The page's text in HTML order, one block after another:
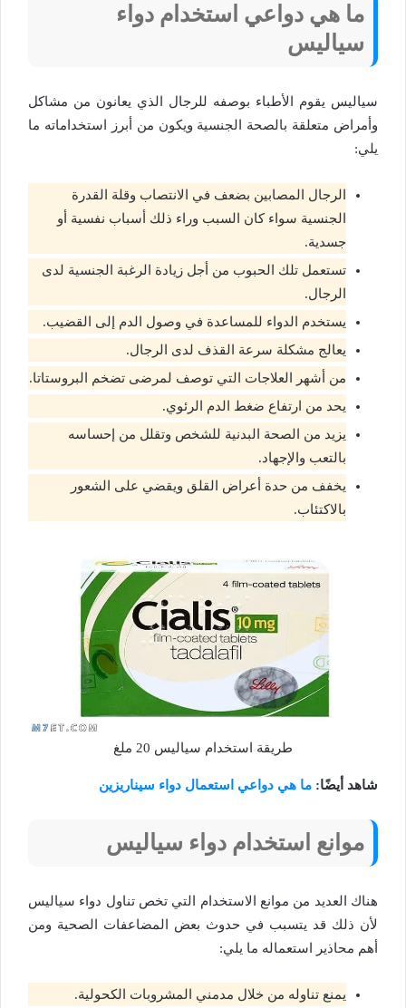
ما هي دواعي استخدام دواء
سياليس
سياليس يقوم الأطباء بوصفه للرجال الذي يعانون من مشاكل
وأمراض متعلقة بالصحة الجنسية ويكون من أبرز استخداماته ما
يلي:
الرجال المصابين بضعف في الانتصاب وقلة القدرة
الجنسية سواء كان السبب وراء ذلك أسباب نفسية أو
جسدية.
تستعمل تلك الحبوب من أجل زيادة الرغبة الجنسية لدى
الرجال.
يستخدم الدواء للمساعدة في وصول الدم إلى القضيب.
يعالج مشكلة سرعة القذف لدى الرجال.
من أشهر العلاجات التي توصف لمرضى تضخم البروستاتا.
يحد من ارتفاع ضغط الدم الرئوي.
يزيد من الصحة البدنية للشخص وتقلل من إحساسه
بالتعب والإجهاد.
يخفف من حدة أعراض القلق ويقضي على الشعور
بالاكتئاب.
طريقة استخدام سياليس 20 ملغ
شاهد أيضًا: ما هي دواعي استعمال دواء سيناريزين
موانع استخدام دواء سياليس
هناك العديد من موانع الاستخدام التي تخص تناول دواء سياليس
لأن ذلك قد يتسبب في حدوث بعض المضاعفات الصحية ومن
أهم محاذير استعماله ما يلي:
يمنع تناوله من خلال مدمني المشروبات الكحولية.